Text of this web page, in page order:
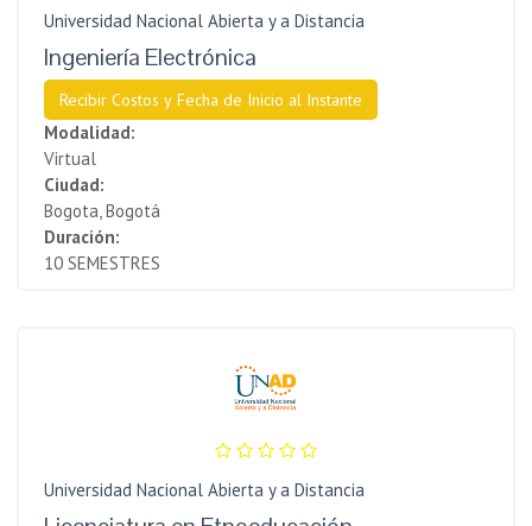
Universidad Nacional Abierta y a Distancia
Ingeniería Electrónica
Recibir Costos y Fecha de Inicio al Instante
Modalidad:
Virtual
Ciudad:
Bogota, Bogotá
Duración:
10 SEMESTRES
Universidad Nacional Abierta y a Distancia